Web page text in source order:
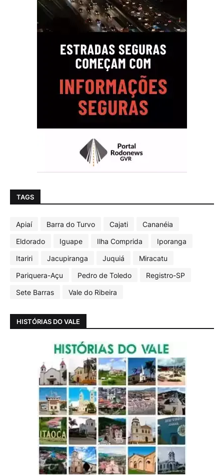
TAGS
Apiaí Barra do Turvo Cajati
Cananéia
Eldorado
Iguape Ilha Comprida
Iporanga
Itariri
Jacupiranga Juquiá
Miracatu
Pariquera-Açu
Pedro de Toledo
Registro-SP
Sete Barras
Vale do Ribeira
HISTÓRIAS DO VALE